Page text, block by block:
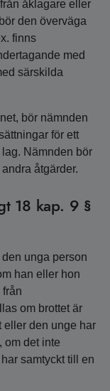
åklagare eller
den överväga
finns
med
särskilda
bör nämnden
för ett
Nämnden bör
åtgärder.
18 kap. 9 §
unga person
han eller hon
om brottet är
eller den unge har
om det inte
samtyckt till en